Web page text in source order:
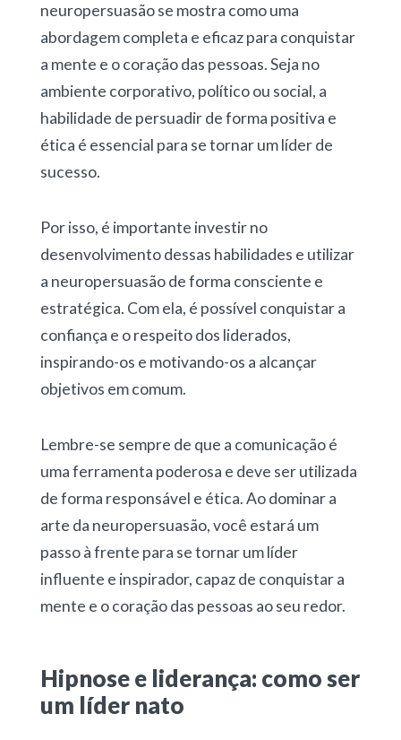
neuropersuasão se mostra como uma
abordagem completa e eficaz para conquistar
a mente e o coração das pessoas. Seja no
ambiente corporativo, político ou social, a
habilidade de persuadir de forma positiva e
ética é essencial para se tornar um líder de
sucesso.
Por isso, é importante investir no
desenvolvimento dessas habilidades e utilizar
a neuropersuasão de forma consciente e
estratégica. Com ela, é possível conquistar a
confiança e o respeito dos liderados,
inspirando-os e motivando-os a alcançar
objetivos em comum.
Lembre-se sempre de que a comunicação é
uma ferramenta poderosa e deve ser utilizada
de forma responsável e ética. Ao dominar a
arte da neuropersuasão, você estará um
passo à frente para se tornar um líder
influente e inspirador, capaz de conquistar a
mente e o coração das pessoas ao seu redor.
Hipnose e liderança: como ser
um líder nato